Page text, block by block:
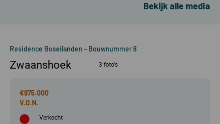
Bekijk alle media
Residence Boseilanden – Bouwnummer 8
Zwaanshoek 3 foto's
€975.000
Verkocht